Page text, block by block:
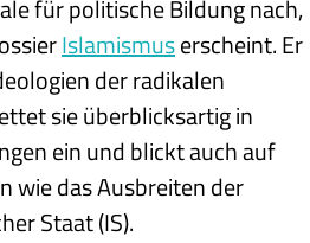
für politische Bildung nach,
Islamismuserscheint. Er
der radikalen
sie überblicksartig in
ein und blickt auch auf
wie das Ausbreiten der
Staat (IS).